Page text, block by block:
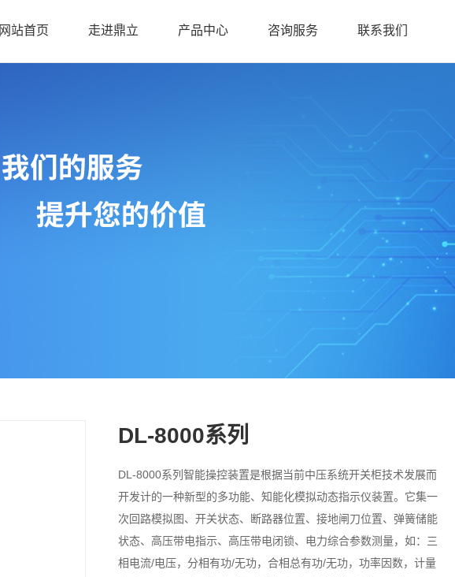
网站首页 走进鼎立 产品中心 咨询服务 联系我们
DL-8000系列
DL-8000系列智能操控装置是根据当前中压系统开关柜技术发展而
开发计的一种新型的多功能、知能化模拟动态指示仪装置。它集一
次回路模拟图、开关状态、断路器位置、接地闸刀位置、弹簧储能
状态、高压带电指示、高压带电闭锁、电力综合参数测量，如：三
相电流/电压，分相有功/无功，合相总有功/无功，功率因数，计量